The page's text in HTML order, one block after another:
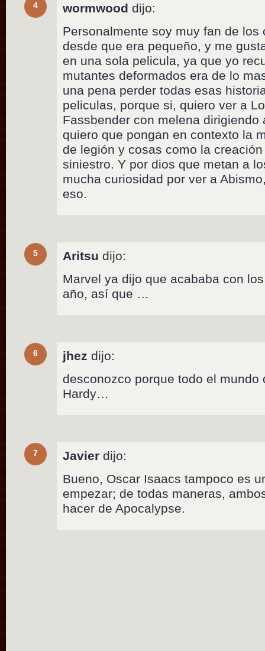
4 wormwood dijo:
Personalmente soy muy fan de
desde que era pequeño, y me
en una sola pelicula, ya que yo
mutantes deformados era de lo
una pena perder todas esas
peliculas, porque si, quiero ver a
Fassbender con melena dirigiendo
quiero que pongan en contexto la
de legión y cosas como la
siniestro. Y por dios que metan a
mucha curiosidad por ver a
eso.
5 Aritsu dijo:
Marvel ya dijo que acababa con
año, así que …
6 jhez dijo:
desconozco porque todo el mundo
Hardy…
7 Javier dijo:
Bueno, Oscar Isaacs tampoco es
empezar; de todas maneras,
hacer de Apocalypse.